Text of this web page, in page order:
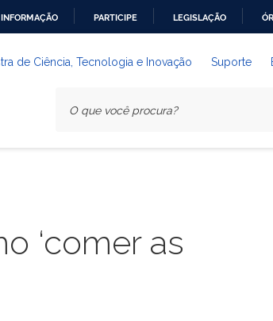
PARTICIPE LEGISLAÇÃO
de Ciência, Tecnologia e Inovação Suporte
‘comer as